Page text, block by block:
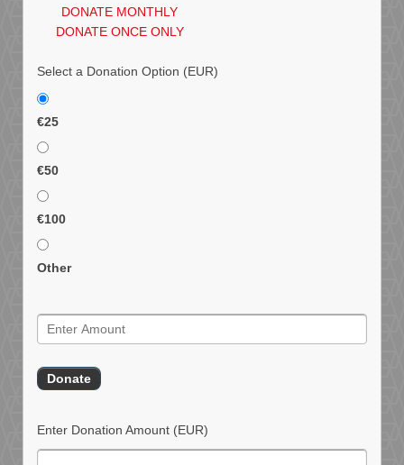
DONATE MONTHLY
DONATE ONCE ONLY
Select a Donation Option (EUR)
€25
€50
€100
Other
Enter Donation Amount (EUR)